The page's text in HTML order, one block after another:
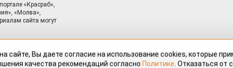
«Красраб»,
«Молва»,
сайта могут
качества рекомендаций согласноПолитике. Отказаться от
можно через настройки Вашего браузера.